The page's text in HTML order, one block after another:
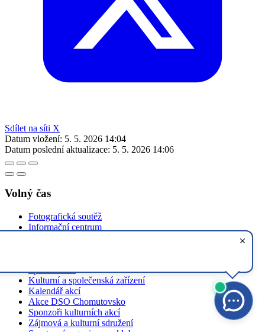
Sdílet na síti X
Datum vložení: 5. 5. 2026 14:04
Datum poslední aktualizace: 5. 5. 2026 14:06
Volný čas
Fotografická soutěž
Informační centrum
Sport a relax
Kulturní a společenská zařízení
Kalendář akcí
Akce DSO Chomutovsko
Sponzoři kulturních akcí
Zájmová a kulturní sdružení